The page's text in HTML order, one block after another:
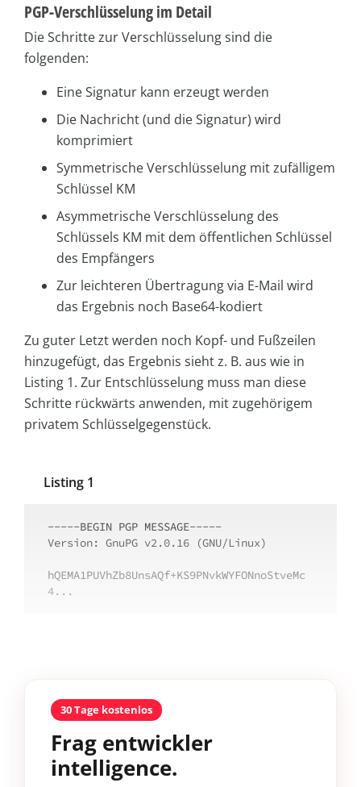
PGP-Verschlüsselung im Detail
Die Schritte zur Verschlüsselung sind die
folgenden:
Eine Signatur kann erzeugt werden
Die Nachricht (und die Signatur) wird
komprimiert
Symmetrische Verschlüsselung mit zufälligem
Schlüssel KM
Asymmetrische Verschlüsselung des
Schlüssels KM mit dem öffentlichen Schlüssel
des Empfängers
Zur leichteren Übertragung via E-Mail wird
das Ergebnis noch Base64-kodiert
Zu guter Letzt werden noch Kopf- und Fußzeilen
hinzugefügt, das Ergebnis sieht z. B. aus wie in
Listing 1. Zur Entschlüsselung muss man diese
Schritte rückwärts anwenden, mit zugehörigem
privatem Schlüsselgegenstück.
Listing 1
-----BEGIN PGP MESSAGE-----
Version: GnuPG v2.0.16 (GNU/Linux)
hQEMA1PUVhZb8UnsAQf+KS9PNvkWYFONnoStveMc
4...
30 Tage kostenlos
Frag entwickler
intelligence.